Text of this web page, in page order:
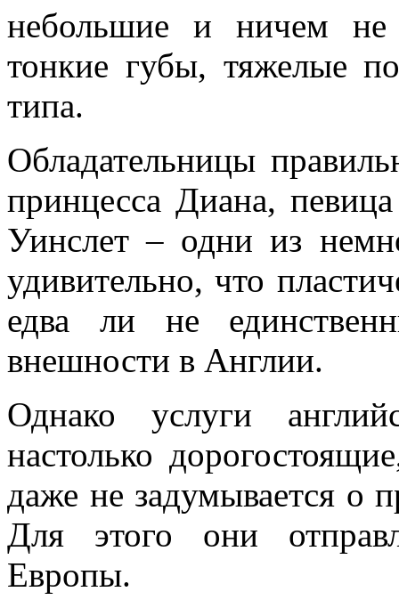
небольшие и ничем не
тонкие губы, тяжелые
типа.
Обладательницы
принцесса Диана,
Уинслет – одни из
удивительно, что
едва ли не
внешности в Англии.
Однако услуги
настолько
даже не задумывается о
Для этого они
Европы.